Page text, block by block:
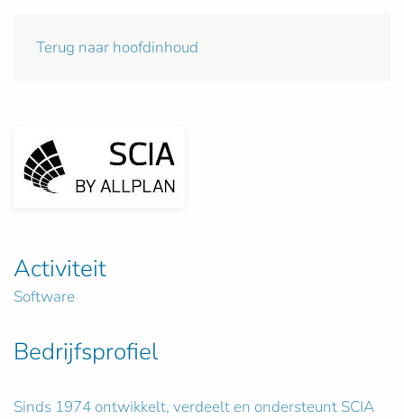
Terug naar hoofdinhoud
Activiteit
Software
Bedrijfsprofiel
Sinds 1974 ontwikkelt, verdeelt en ondersteunt SCIA